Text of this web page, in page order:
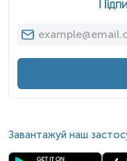
Завантажуй наш